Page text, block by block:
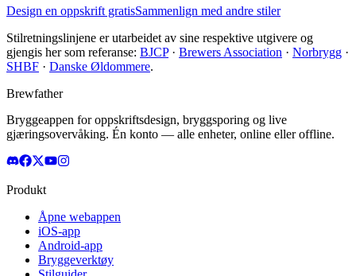
Design en oppskrift gratisSammenlign med andre stiler
Stilretningslinjene er utarbeidet av sine respektive utgivere og
gjengis her som referanse: BJCP· Brewers Association · Norbrygg ·
SHBF · Danske Øldommere.
Brewfather
Bryggeappen for oppskriftsdesign, bryggsporing og live
gjæringsovervåking. Én konto — alle enheter, online eller offline.
Produkt
Åpne webappen
iOS-app
Android-app
Bryggeverktøy